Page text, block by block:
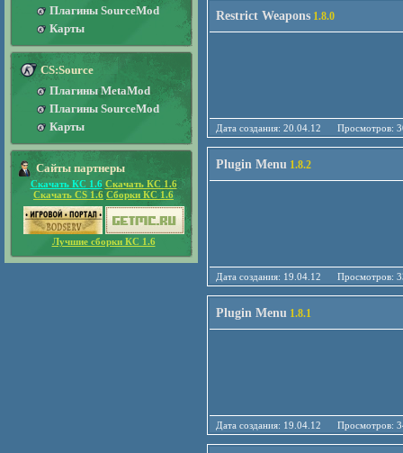
Restrict Weapons 1.8.0
Дата создания: 20.04.12
Plugin Menu 1.8.2
Дата создания: 19.04.12
Plugin Menu 1.8.1
Дата создания: 19.04.12
Плагины SourceMod
Карты
CS:Source
Плагины MetaMod
Плагины SourceMod
Карты
Сайты партнеры
Скачать КС 1.6 Скачать КС 1.6
Скачать CS 1.6 Сборки КС 1.6
Лучшие сборки КС 1.6